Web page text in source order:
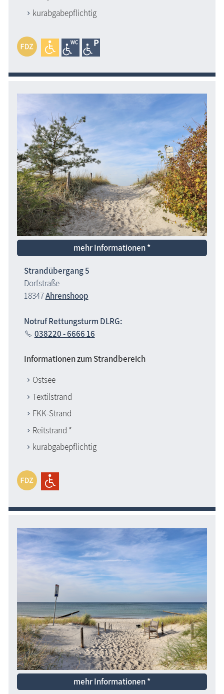
kurabgabepflichtig
mehr Informationen *
Strandübergang 5
Dorfstraße
18347Ahrenshoop
Notruf Rettungsturm DLRG:
038220 - 6666 16
Informationen zum Strandbereich
Ostsee
Textilstrand
FKK-Strand
Reitstrand *
kurabgabepflichtig
mehr Informationen *